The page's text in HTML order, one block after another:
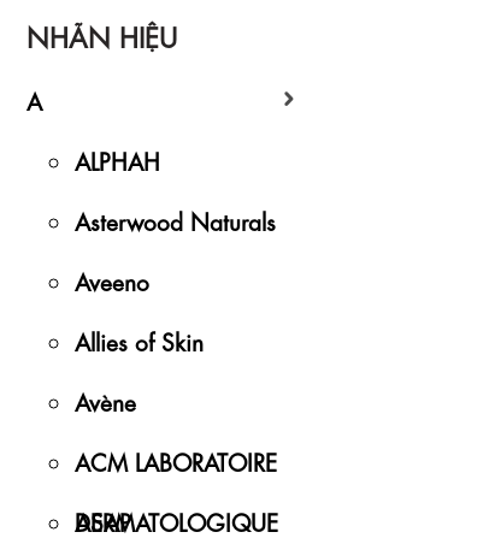
NHÃN HIỆU
A
ALPHAH
Asterwood Naturals
Aveeno
Allies of Skin
Avène
ACM LABORATOIRE
DERMATOLOGIQUE
ASAP